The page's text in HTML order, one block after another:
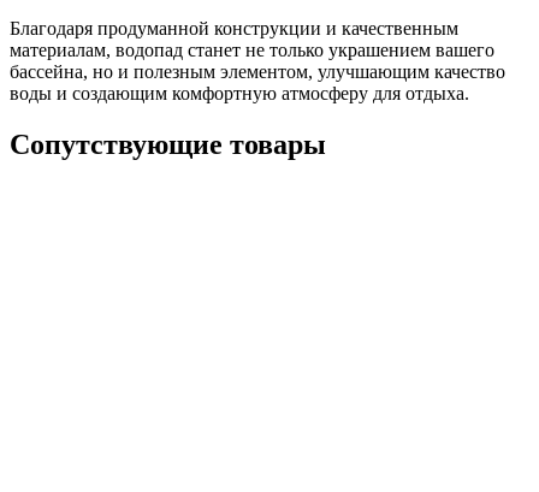
Благодаря продуманной конструкции и качественным
материалам, водопад станет не только украшением вашего
бассейна, но и полезным элементом, улучшающим качество
воды и создающим комфортную атмосферу для отдыха.
Сопутствующие товары